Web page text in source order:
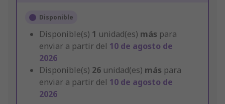
Disponible
Disponible(s) 1 unidad(es) más para
enviar a partir del 10 de agosto de
2026
Disponible(s) 26 unidad(es) más para
enviar a partir del 10 de agosto de
2026